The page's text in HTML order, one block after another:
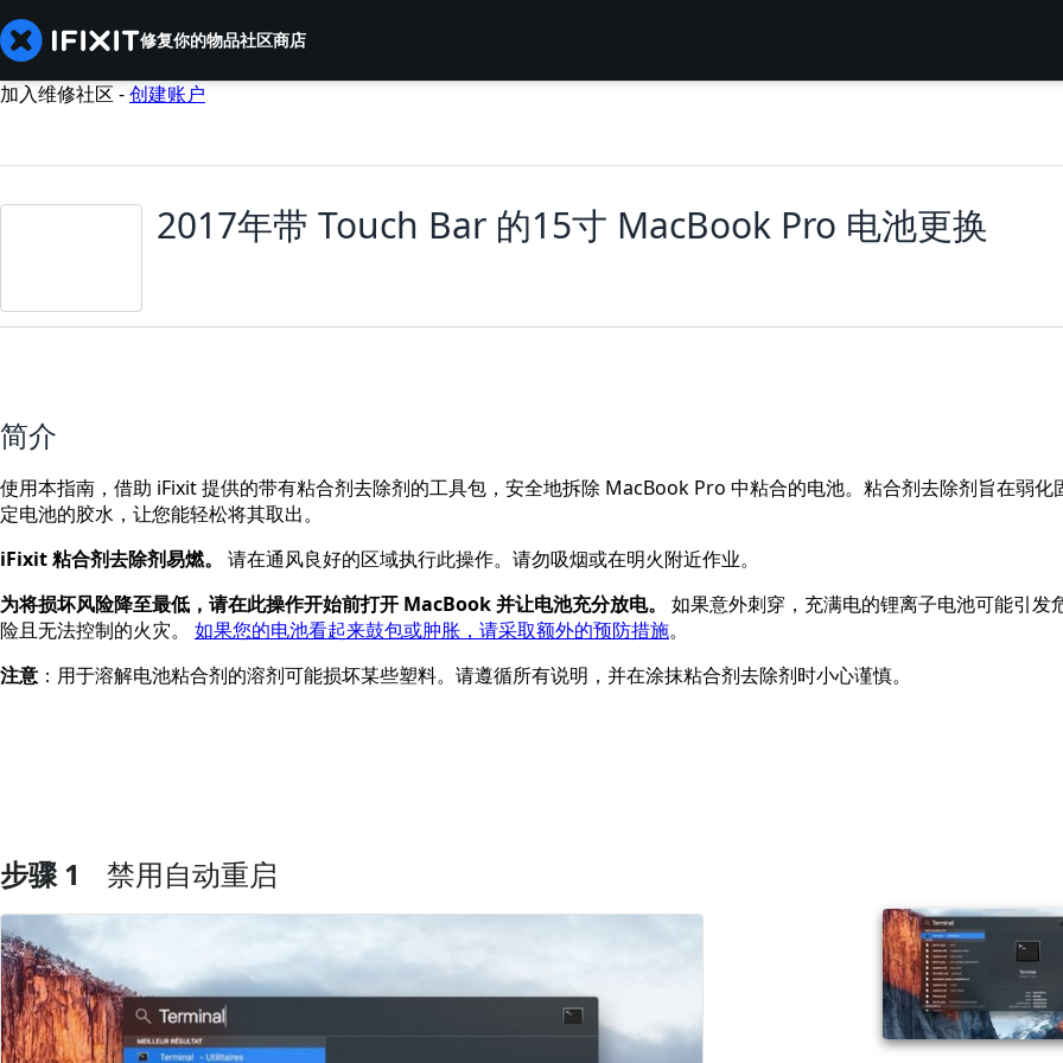
修复你的物品社区商店
加入维修社区 -创建账户
2017年带 Touch Bar 的15寸 MacBook Pro 电池更换
简介
使用本指南，借助 iFixit 提供的带有粘合剂去除剂的工具包，安全地拆除 MacBook Pro 中粘合的电池。粘合剂去除剂旨在弱化
定电池的胶水，让您能轻松将其取出。
iFixit 粘合剂去除剂易燃。
请在通风良好的区域执行此操作。请勿吸烟或在明火附近作业。
为将损坏风险降至最低，请在此操作开始前打开 MacBook 并让电池充分放电。
如果意外刺穿，充满电的锂离子电池可能引发
险且无法控制的火灾。 如果您的电池看起来鼓包或肿胀，请采取额外的预防措施。
注意 ：用于溶解电池粘合剂的溶剂可能损坏某些塑料。请遵循所有说明，并在涂抹粘合剂去除剂时小心谨慎。
步骤 1 禁用自动重启